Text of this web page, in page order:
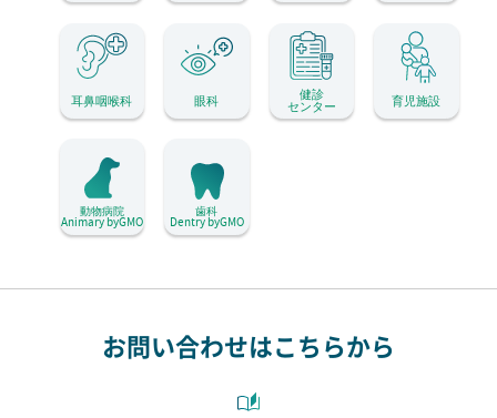
耳鼻咽喉科 眼科 健診
センター 育児施設
動物病院
Animary byGMO
歯科
Dentry byGMO
お問い合わせはこちらから